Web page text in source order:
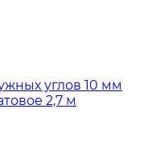
углов 10 мм
2,7 м